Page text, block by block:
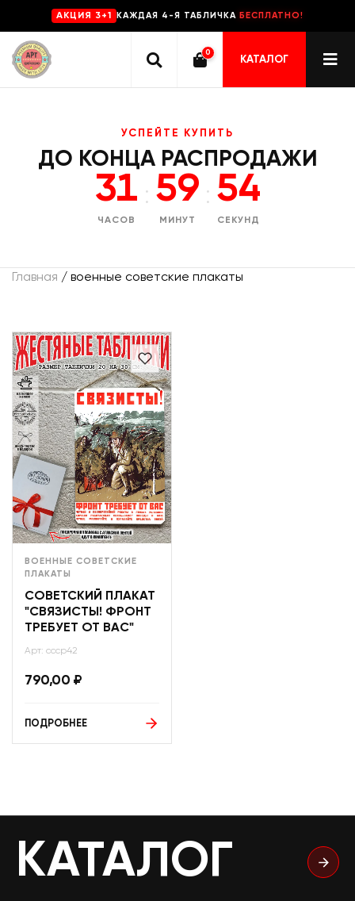
AKЦИЯ 3+1 КАЖДАЯ 4-Я ТАБЛИЧКА БЕСПЛАТНО!
0
КАТАЛОГ
УСПЕЙТЕ КУПИТЬ
ДО КОНЦА РАСПРОДАЖИ
31
ЧАСОВ
: 59
МИНУТ
: 54
СЕКУНД
Главная / военные советские плакаты
ВОЕННЫЕ СОВЕТСКИЕ
ПЛАКАТЫ
СОВЕТСКИЙ ПЛАКАТ
"СВЯЗИСТЫ! ФРОНТ
ТРЕБУЕТ ОТ ВАС"
Арт: ссср42
790,00 ₽
ПОДРОБНЕЕ
КАТАЛОГ